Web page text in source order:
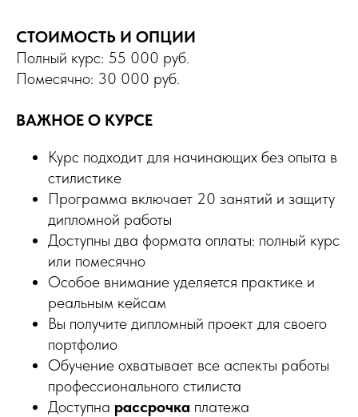
СТОИМОСТЬ И ОПЦИИ
Полный курс: 55 000 руб.
Помесячно: 30 000 руб.
ВАЖНОЕ О КУРСЕ
Курс подходит для начинающих без опыта в
стилистике
Программа включает 20 занятий и защиту
дипломной работы
Доступны два формата оплаты: полный курс
или помесячно
Особое внимание уделяется практике и
реальным кейсам
Вы получите дипломный проект для своего
портфолио
Обучение охватывает все аспекты работы
профессионального стилиста
Доступна рассрочка платежа